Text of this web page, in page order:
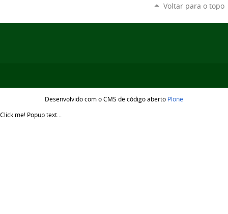
Voltar para o topo
Desenvolvido com o CMS de código aberto Plone
Click me! Popup text...